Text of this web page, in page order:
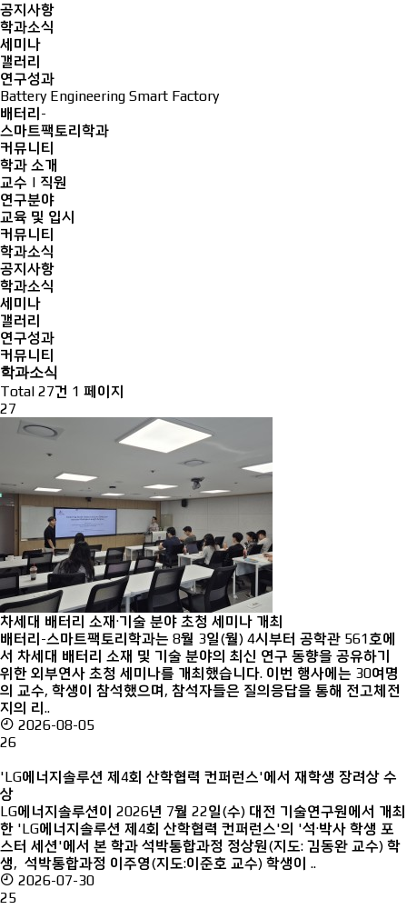
공지사항
학과소식
세미나
갤러리
연구성과
Battery Engineering Smart Factory
배터리-
스마트팩토리학과
커뮤니티
학과 소개
교수 | 직원
연구분야
교육 및 입시
커뮤니티
학과소식
공지사항
학과소식
세미나
갤러리
연구성과
커뮤니티
학과소식
Total 27건 1 페이지
27
차세대 배터리 소재·기술 분야 초청 세미나 개최
배터리-스마트팩토리학과는 8월 3일(월) 4시부터 공학관 561호에
서 차세대 배터리 소재 및 기술 분야의 최신 연구 동향을 공유하기
위한 외부연사 초청 세미나를 개최했습니다. 이번 행사에는 30여명
의 교수, 학생이 참석했으며, 참석자들은 질의응답을 통해 전고체전
지의 리..
2026-08-05
26
'LG에너지솔루션 제4회 산학협력 컨퍼런스'에서 재학생 장려상 수
상
LG에너지솔루션이 2026년 7월 22일(수) 대전 기술연구원에서 개최
한 'LG에너지솔루션 제4회 산학협력 컨퍼런스'의 '석·박사 학생 포
스터 세션'에서 본 학과 석박통합과정 정상원(지도: 김동완 교수) 학
생, 석박통합과정 이주영(지도:이준호 교수) 학생이 ..
2026-07-30
25